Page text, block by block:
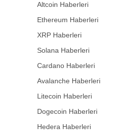
Altcoin Haberleri
Ethereum Haberleri
XRP Haberleri
Solana Haberleri
Cardano Haberleri
Avalanche Haberleri
Litecoin Haberleri
Dogecoin Haberleri
Hedera Haberleri